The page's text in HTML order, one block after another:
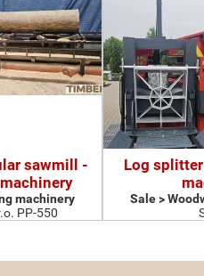
sawmill -
machinery
PP-550
Log
Sale >